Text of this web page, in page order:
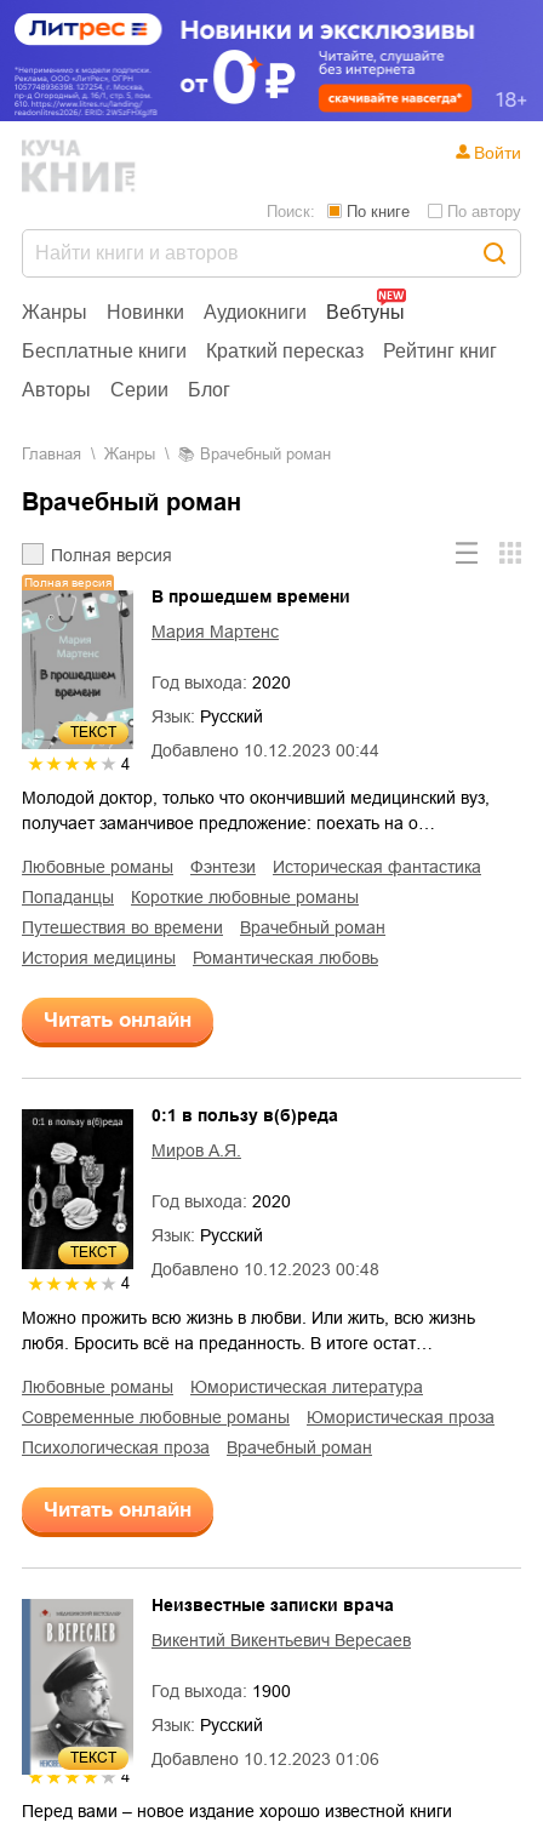
Жанры Новинки Аудиокниги
Вебтуны
Бесплатные книги
Краткий пересказ
Рейтинг книг
Авторы
Серии Блог
Поиск: По книге По автору
Войти
Главная Жанры Врачебный роман
Врачебный роман
Полная версия
ТЕКСТ
Полная версия
4
Добавлено 10.12.2023 00:44
В прошедшем времени
Мария Мартенс
Год выхода: 2020
Язык: Русский
Молодой доктор, только что окончивший медицинский вуз,
получает заманчивое предложение: поехать на о…
любовные романы фэнтези
историческая фантастика
попаданцы
короткие любовные романы
путешествия во времени
врачебный роман
история медицины
романтическая любовь
Читать онлайн
ТЕКСТ
4
Добавлено 10.12.2023 00:48
0:1 в пользу в(б)реда
Миров А.Я.
Год выхода: 2020
Язык: Русский
Можно прожить всю жизнь в любви. Или жить, всю жизнь
любя. Бросить всё на преданность. В итоге остат…
любовные романы
юмористическая литература
современные любовные романы
юмористическая проза
психологическая проза
врачебный роман
Читать онлайн
ТЕКСТ
4
Добавлено 10.12.2023 01:06
Неизвестные записки врача
Викентий Викентьевич Вересаев
Год выхода: 1900
Язык: Русский
Перед вами – новое издание хорошо известной книги